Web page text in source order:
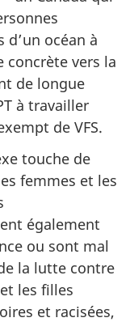
océan à
concrète vers la
de longue
à travailler
de VFS.
touche de
femmes et les
également
ou sont mal
la lutte contre
les filles
et racisées,